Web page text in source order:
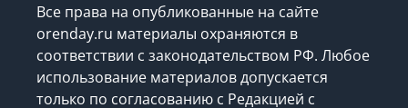
Все права на опубликованные на сайте
orenday.ru материалы охраняются в
соответствии с законодательством РФ. Любое
использование материалов допускается
только по согласованию с Редакцией с